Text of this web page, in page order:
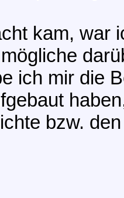
kam, war
ich mir die
bzw.